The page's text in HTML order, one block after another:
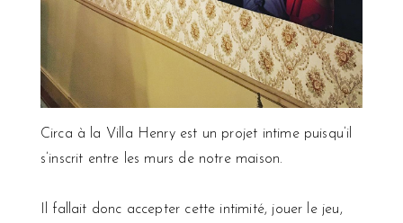
Circa à la Villa Henry est un projet intime puisqu’il
s’inscrit entre les murs de notre maison.
Il fallait donc accepter cette intimité, jouer le jeu,